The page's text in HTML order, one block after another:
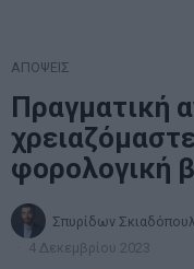
ΑΠΟΨΕΙΣ
Πραγματική
φορολογική
Σπυρίδων
4 Δεκεμβρίου 2023